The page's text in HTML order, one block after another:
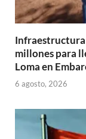
Infraestructura
millones para
Loma en
6 agosto, 2026